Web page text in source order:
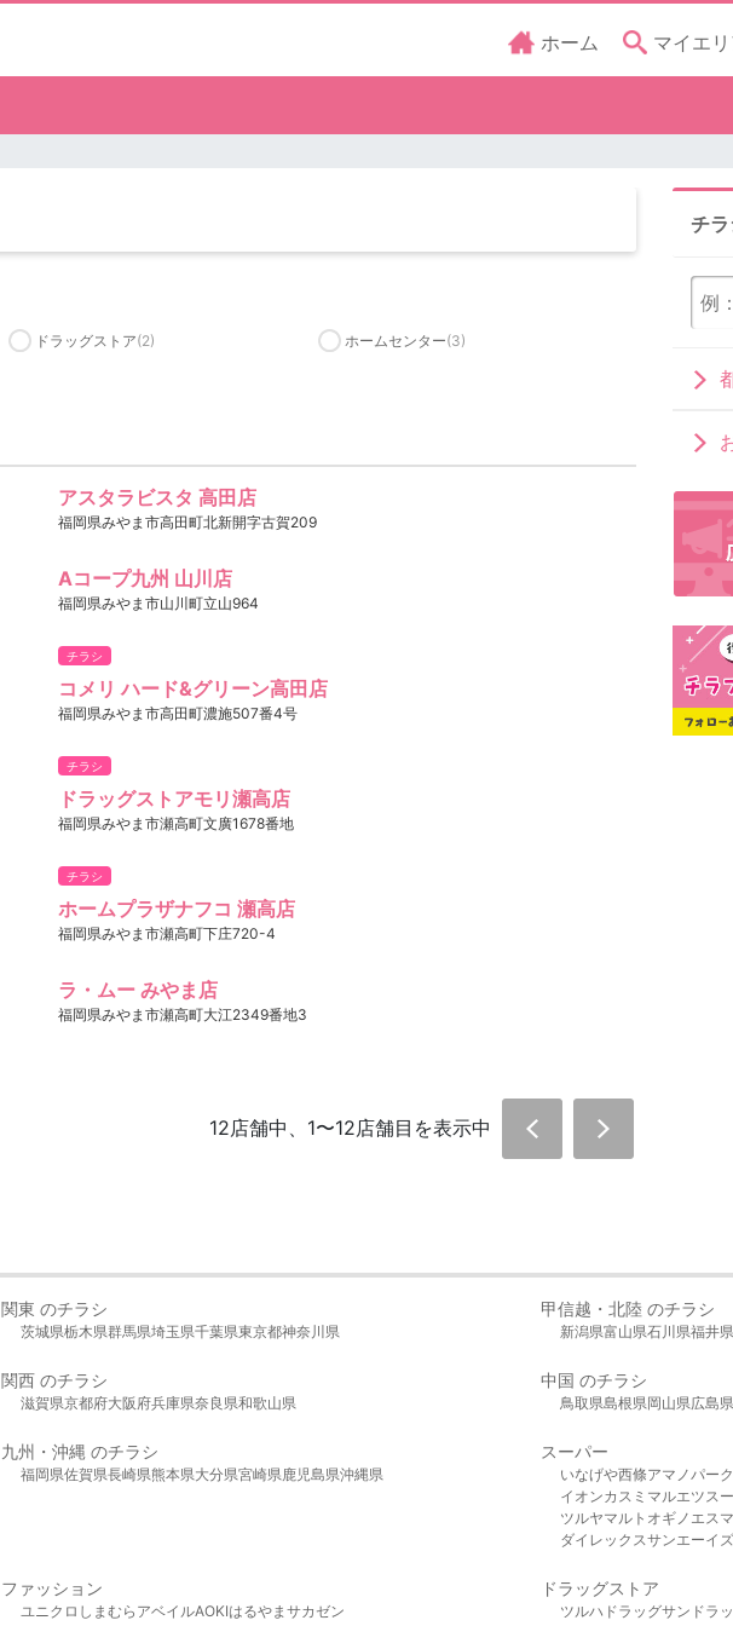
ホーム マイエ
ドラッグストア(2) ホームセンター(3)
アスタラビスタ 高田店
福岡県みやま市高田町北新開字古賀209
Aコープ九州 山川店
福岡県みやま市山川町立山964
チラシ
コメリ ハード&グリーン高田店
福岡県みやま市高田町濃施507番4号
チラシ
ドラッグストアモリ瀬高店
福岡県みやま市瀬高町文廣1678番地
チラシ
ホームプラザナフコ 瀬高店
福岡県みやま市瀬高町下庄720-4
ラ・ムー みやま店
福岡県みやま市瀬高町大江2349番地3
12店舗中、1〜12店舗目を表示中
チ
関東 のチラシ
茨城県栃木県群馬県埼玉県千葉県東京都神奈川県
甲信越・北陸 のチラシ
新潟県富山県石川県福井県
関西 のチラシ
滋賀県京都府大阪府兵庫県奈良県和歌山県
中国 のチラシ
鳥取県島根県岡山県広島県
九州・沖縄 のチラシ
福岡県佐賀県長崎県熊本県大分県宮崎県鹿児島県沖縄県
スーパー
いなげや西條アマノパー
イオンカスミ マルエツス
ツルヤマルト オギノ エス
ダイレックスサンエーイ
ファッション
ユニクロ しまむら アベイルAOKIはるやま サカゼン
ドラッグストア
ツルハドラッグサンドラ